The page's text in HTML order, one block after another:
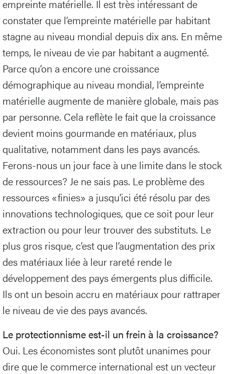
empreinte matérielle. Il est très intéressant de
constater que l’empreinte matérielle par habitant
stagne au niveau mondial depuis dix ans. En même
temps, le niveau de vie par habitant a augmenté.
Parce qu’on a encore une croissance
démographique au niveau mondial, l’empreinte
matérielle augmente de manière globale, mais pas
par personne. Cela reflète le fait que la croissance
devient moins gourmande en matériaux, plus
qualitative, notamment dans les pays avancés.
Ferons-nous un jour face à une limite dans le stock
de ressources? Je ne sais pas. Le problème des
ressources «finies» a jusqu’ici été résolu par des
innovations technologiques, que ce soit pour leur
extraction ou pour leur trouver des substituts. Le
plus gros risque, c’est que l’augmentation des prix
des matériaux liée à leur rareté rende le
développement des pays émergents plus difficile.
Ils ont un besoin accru en matériaux pour rattraper
le niveau de vie des pays avancés.
Le protectionnisme est-il un frein à la croissance?
Oui. Les économistes sont plutôt unanimes pour
dire que le commerce international est un vecteur